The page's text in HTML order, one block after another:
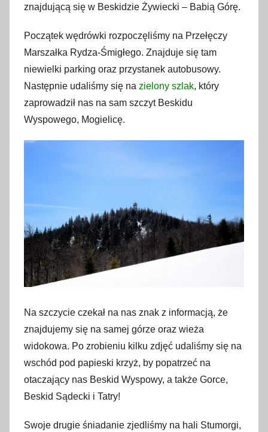
i
r
n
i
k
a
2
znajdującą się w Beskidzie Żywiecki – Babią Górę.
Początek wędrówki rozpoczęliśmy na Przełęczy
Marszałka Rydza-Śmigłego. Znajduje się tam
niewielki parking oraz przystanek autobusowy.
Następnie udaliśmy się na zielony szlak, który
zaprowadził nas na sam szczyt Beskidu
Wyspowego, Mogielicę.
Na szczycie czekał na nas znak z informacją, że
znajdujemy się na samej górze oraz wieża
widokowa. Po zrobieniu kilku zdjęć udaliśmy się na
wschód pod papieski krzyż, by popatrzeć na
otaczający nas Beskid Wyspowy, a także Gorce,
Beskid Sądecki i Tatry!
Swoje drugie śniadanie zjedliśmy na hali Stumorgi,